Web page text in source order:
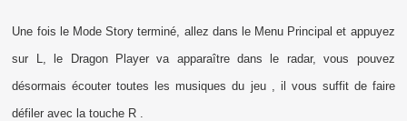
Une fois le Mode Story terminé, allez dans le Menu Principal et appuyez
sur L, le Dragon Player va apparaître dans le radar, vous pouvez
désormais écouter toutes les musiques du jeu , il vous suffit de faire
défiler avec la touche R .